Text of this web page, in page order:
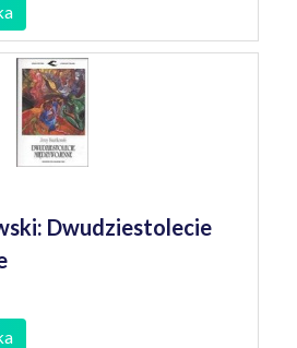
Dwudziestolecie